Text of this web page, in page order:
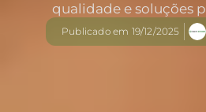
qualidade e soluções
Publicado em 19/12/2025